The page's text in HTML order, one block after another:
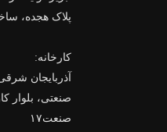
پلاک هجده،
کارخانه:
آذربایجان
صنعتی، بلوار
صنعت۱۷